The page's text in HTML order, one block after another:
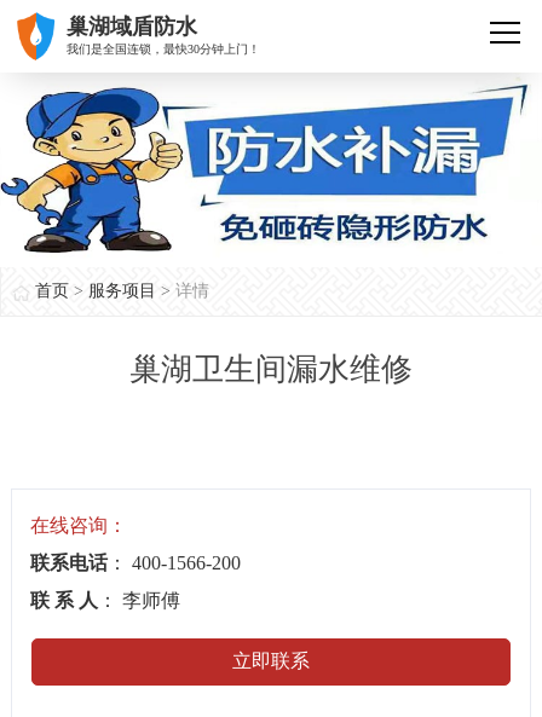
巢湖域盾防水
我们是全国连锁，最快30分钟上门！
首页 > 服务项目 > 详情
巢湖卫生间漏水维修
在线咨询：
联系电话： 400-1566-200
联 系 人 ： 李师傅
立即联系